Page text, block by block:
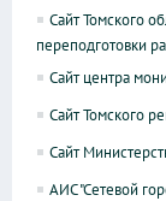
Сайт Томского
переподготовки
Сайт центра
Сайт Томского
Сайт
АИС "Сетевой